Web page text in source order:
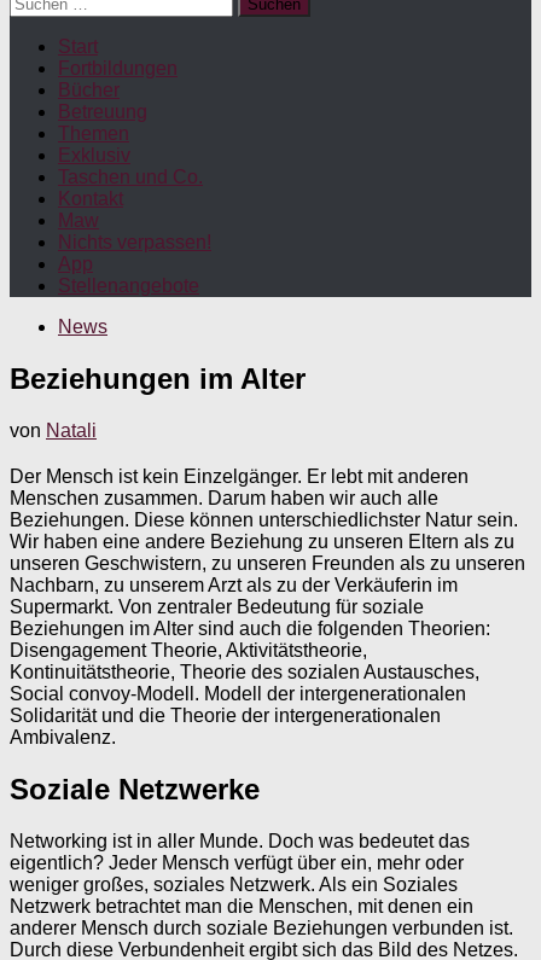
nach:
Start
Fortbildungen
Bücher
Betreuung
Themen
Exklusiv
Taschen und Co.
Kontakt
Maw
Nichts verpassen!
App
Stellenangebote
News
Beziehungen im Alter
von Natali
Der Mensch ist kein Einzelgänger. Er lebt mit anderen
Menschen zusammen. Darum haben wir auch alle
Beziehungen. Diese können unterschiedlichster Natur sein.
Wir haben eine andere Beziehung zu unseren Eltern als zu
unseren Geschwistern, zu unseren Freunden als zu unseren
Nachbarn, zu unserem Arzt als zu der Verkäuferin im
Supermarkt. Von zentraler Bedeutung für soziale
Beziehungen im Alter sind auch die folgenden Theorien:
Disengagement Theorie, Aktivitätstheorie,
Kontinuitätstheorie, Theorie des sozialen Austausches,
Social convoy-Modell. Modell der intergenerationalen
Solidarität und die Theorie der intergenerationalen
Ambivalenz.
Soziale Netzwerke
Networking ist in aller Munde. Doch was bedeutet das
eigentlich? Jeder Mensch verfügt über ein, mehr oder
weniger großes, soziales Netzwerk. Als ein Soziales
Netzwerk betrachtet man die Menschen, mit denen ein
anderer Mensch durch soziale Beziehungen verbunden ist.
Durch diese Verbundenheit ergibt sich das Bild des Netzes.